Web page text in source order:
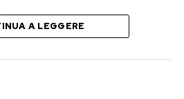
ha raccontato il motivo
Roma.
negli ultimi anni ho perso
A LEGGERE